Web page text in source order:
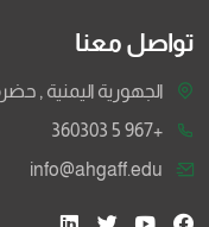
تواصل معنا
الجهورية اليمنية ,
+967 5 360303
info@ahgaff.edu